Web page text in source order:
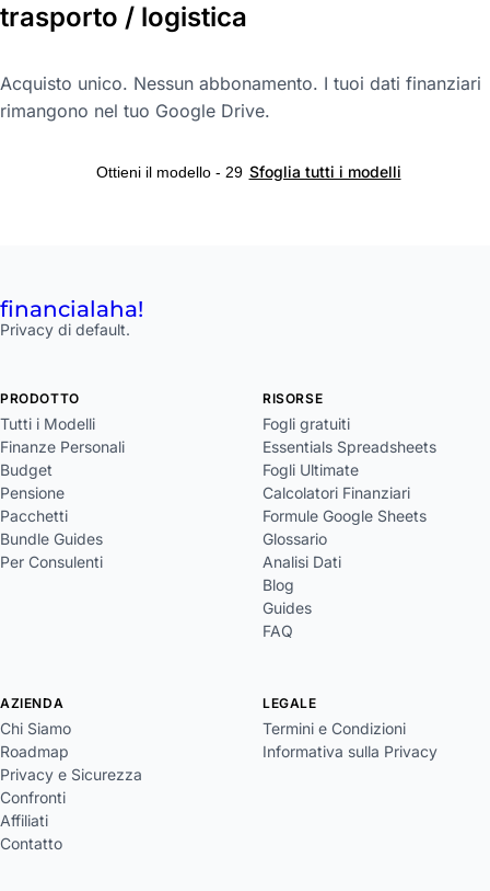
trasporto / logistica
Acquisto unico. Nessun abbonamento. I tuoi dati finanziari
rimangono nel tuo Google Drive.
Ottieni il modello - 29 Sfoglia tutti i modelli
financialaha!
Privacy di default.
PRODOTTO
Tutti i Modelli
Finanze Personali
Budget
Pensione
Pacchetti
Bundle Guides
Per Consulenti
RISORSE
Fogli gratuiti
Essentials Spreadsheets
Fogli Ultimate
Calcolatori Finanziari
Formule Google Sheets
Glossario
Analisi Dati
Blog
Guides
FAQ
AZIENDA
Chi Siamo
Roadmap
Privacy e Sicurezza
Confronti
Affiliati
Contatto
LEGALE
Termini e Condizioni
Informativa sulla Privacy